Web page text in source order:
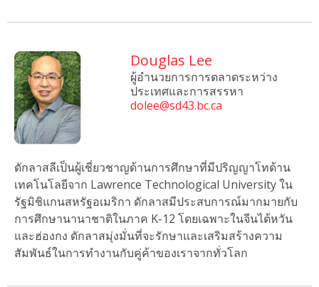
Douglas Lee
ผู้อำนวยการการตลาดระหว่าง
ประเทศและการสรรหา
dolee@sd43.bc.ca
ดักลาสลีเป็นผู้เชี่ยวชาญด้านการศึกษาที่มีปริญญาโทด้าน
เทคโนโลยีจาก Lawrence Technological University ใน
รัฐมิชิแกนสหรัฐอเมริกา ดักลาสมีประสบการณ์มากมายกับ
การศึกษานานาชาติในภาค K-12 โดยเฉพาะในจีนไต้หวัน
และฮ่องกง ดักลาสมุ่งมั่นที่จะรักษาและเสริมสร้างความ
สัมพันธ์ในการทำงานกับคู่ค้าของเราจากทั่วโลก